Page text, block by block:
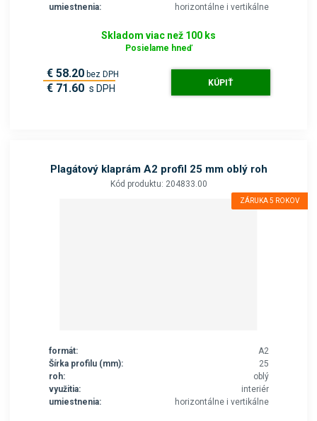
umiestnenia:
horizontálne i vertikálne
Skladom viac než 100 ks
Posielame hneď
€ 58.20 bez DPH
€ 71.60 s DPH KÚPIŤ
Plagátový klaprám A2 profil 25 mm oblý roh
Kód produktu: 204833.00
ZÁRUKA 5 ROKOV
formát:
A2
Šírka profilu (mm):
25
roh:
oblý
využitia:
interiér
umiestnenia:
horizontálne i vertikálne